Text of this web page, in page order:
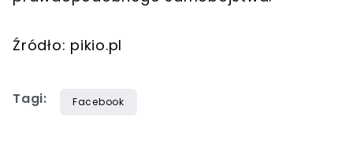
Źródło: pikio.pl
Tagi: Facebook